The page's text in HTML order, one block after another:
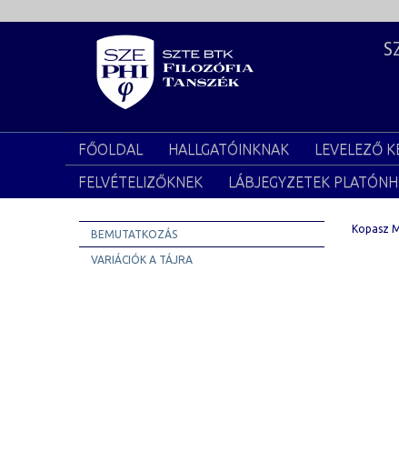
FŐOLDAL HALLGATÓINKNAK LEVELEZŐ
FELVÉTELIZŐKNEK
LÁBJEGYZETEK
BEMUTATKOZÁS
VARIÁCIÓK A TÁJRA
Kopasz